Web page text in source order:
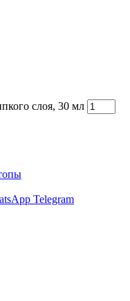
слоя, 30 мл
Telegram